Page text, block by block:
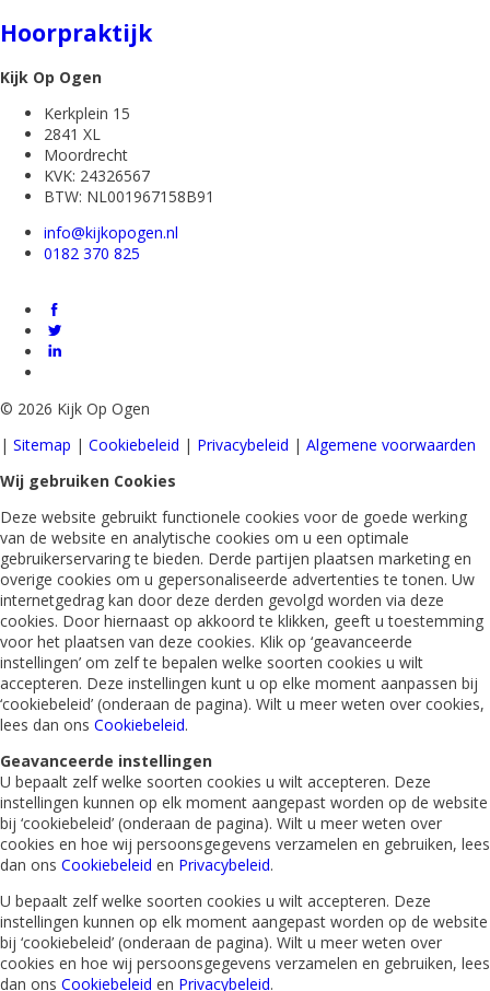
Hoorpraktijk
Kijk Op Ogen
Kerkplein 15
2841 XL
Moordrecht
KVK: 24326567
BTW: NL001967158B91
info@kijkopogen.nl
0182 370 825
© 2026 Kijk Op Ogen
| Sitemap | Cookiebeleid | Privacybeleid | Algemene voorwaarden
Wij gebruiken Cookies
Deze website gebruikt functionele cookies voor de goede werking
van de website en analytische cookies om u een optimale
gebruikerservaring te bieden. Derde partijen plaatsen marketing en
overige cookies om u gepersonaliseerde advertenties te tonen. Uw
internetgedrag kan door deze derden gevolgd worden via deze
cookies. Door hiernaast op akkoord te klikken, geeft u toestemming
voor het plaatsen van deze cookies. Klik op ‘geavanceerde
instellingen’ om zelf te bepalen welke soorten cookies u wilt
accepteren. Deze instellingen kunt u op elke moment aanpassen bij
‘cookiebeleid’ (onderaan de pagina). Wilt u meer weten over cookies,
lees dan ons Cookiebeleid.
Geavanceerde instellingen
U bepaalt zelf welke soorten cookies u wilt accepteren. Deze
instellingen kunnen op elk moment aangepast worden op de website
bij ‘cookiebeleid’ (onderaan de pagina). Wilt u meer weten over
cookies en hoe wij persoonsgegevens verzamelen en gebruiken, lees
dan ons Cookiebeleid en Privacybeleid.
U bepaalt zelf welke soorten cookies u wilt accepteren. Deze
instellingen kunnen op elk moment aangepast worden op de website
bij ‘cookiebeleid’ (onderaan de pagina). Wilt u meer weten over
cookies en hoe wij persoonsgegevens verzamelen en gebruiken, lees
dan ons Cookiebeleid en Privacybeleid.